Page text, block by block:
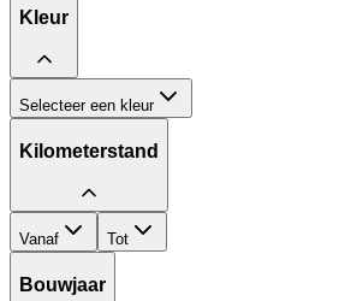
Kleur
Selecteer een kleur
Kilometerstand
Vanaf Tot
Bouwjaar